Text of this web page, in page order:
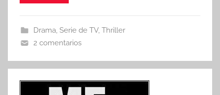
Drama, Serie de TV, Thriller
2 comentarios